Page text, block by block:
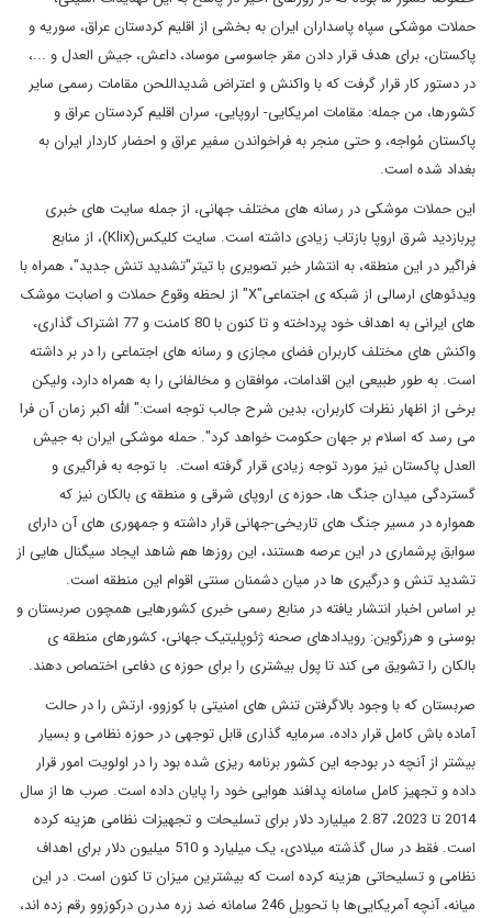
حملات موشکی سپاه پاسداران ایران به بخشی از اقلیم کردستان عراق، سوریه و
پاکستان، برای هدف قرار دادن مقر جاسوسی موساد، داعش، جیش العدل و ...،
در دستور کار قرار گرفت که با واکنش و اعتراض شدیداللحن مقامات رسمی سایر
کشورها، من جمله: مقامات امریکایی- اروپایی، سران اقلیم کردستان عراق و
پاکستان مُواجه، و حتی منجر به فراخواندن سفیر عراق و احضار کاردار ایران به
بغداد شده است.
این حملات موشکی در رسانه های مختلف جهانی، از جمله سایت های خبری
پربازدید شرق اروپا بازتاب زیادی داشته است. سایت کلیکس(Klix)، از منابع
فراگیر در این منطقه، به انتشار خبر تصویری با تیتر"تشدید تنش جدید"، همراه با
ویدئوهای ارسالی از شبکه ی اجتماعی"X" از لحظه وقوع حملات و اصابت موشک
های ایرانی به اهداف خود پرداخته و تا کنون با 80 کامنت و 77 اشتراک گذاری،
واکنش های مختلف کاربران فضای مجازی و رسانه های اجتماعی را در بر داشته
است. به طور طبیعی این اقدامات، موافقان و مخالفانی را به همراه دارد، ولیکن
برخی از اظهار نظرات کاربران، بدین شرح جالب توجه است:" الله اکبر زمان آن فرا
می رسد که اسلام بر جهان حکومت خواهد کرد". حمله موشکی ایران به جیش
العدل پاکستان نیز مورد توجه زیادی قرار گرفته است. با توجه به فراگیری و
گستردگی میدان جنگ ها، حوزه ی اروپای شرقی و منطقه ی بالکان نیز که
همواره در مسیر جنگ های تاریخی-جهانی قرار داشته و جمهوری های آن دارای
سوابق پرشماری در این عرصه هستند، این روزها هم شاهد ایجاد سیگنال هایی از
تشدید تنش و درگیری ها در میان دشمنان سنتی اقوام این منطقه است.
بر اساس اخبار انتشار یافته در منابع رسمی خبری کشورهایی همچون صربستان و
بوسنی و هرزگوین: رویدادهای صحنه ژئوپلیتیک جهانی، کشورهای منطقه ی
بالکان را تشویق می کند تا پول بیشتری را برای حوزه ی دفاعی اختصاص دهند.
صربستان که با وجود بالاگرفتن تنش های امنیتی با کوزوو، ارتش را در حالت
آماده باش کامل قرار داده، سرمایه گذاری قابل توجهی در حوزه نظامی و بسیار
بیشتر از آنچه در بودجه این کشور برنامه ریزی شده بود را در اولویت امور قرار
داده و تجهیز کامل سامانه پدافند هوایی خود را پایان داده است. صرب ها از سال
2014 تا 2023، 2.87 میلیارد دلار برای تسلیحات و تجهیزات نظامی هزینه کرده
است. فقط در سال گذشته میلادی، یک میلیارد و 510 میلیون دلار برای اهداف
نظامی و تسلیحاتی هزینه کرده است که بیشترین میزان تا کنون است. در این
میانه، آنچه آمریکایی‌ها با تحویل 246 سامانه ضد زره مدرن درکوزوو رقم زده اند،